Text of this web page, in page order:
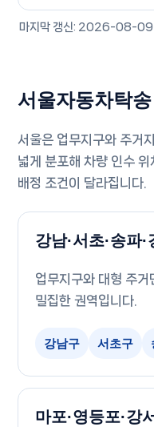
마지막 갱신: 2026-08-
서울자동차탁
서울은 업무지구와 주거
넓게 분포해 차량 인수
배정 조건이 달라집니다.
강남·서초·송파·
업무지구와 대형 주거
밀집한 권역입니다.
강남구 서초구
마포·영등포·강